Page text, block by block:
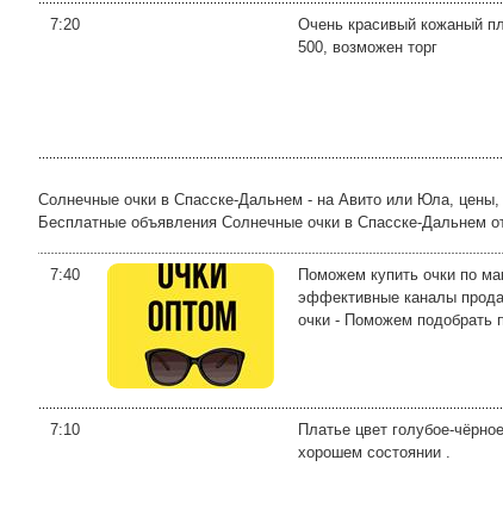
7:20
Очень красивый кожаный
500, возможен торг
Солнечные очки в Спасске-Дальнем - на Авито или Юла,
Бесплатные объявления Солнечные очки в Спасске-Дальнем
7:40
Поможем купить очки по
эффективные каналы
очки - Поможем подобрать
7:10
Платье цвет голубое-
хорошем состоянии .